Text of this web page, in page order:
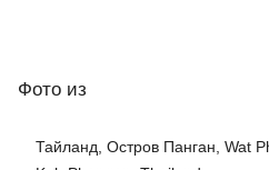
Фото из
Тайланд, Остров Панган, Wat